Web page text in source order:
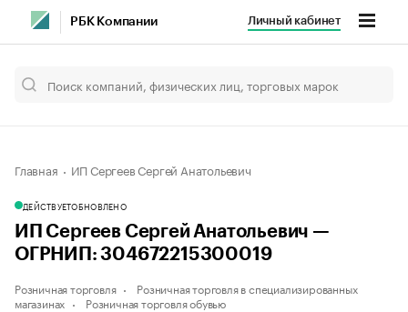
РБК Компании Личный кабинет
Главная ИП Сергеев Сергей Анатольевич
ДЕЙСТВУЕТОБНОВЛЕНО
ИП Сергеев Сергей Анатольевич —
ОГРНИП: 304672215300019
Розничная торговля
Розничная торговля в специализированных
магазинах
Розничная торговля обувью